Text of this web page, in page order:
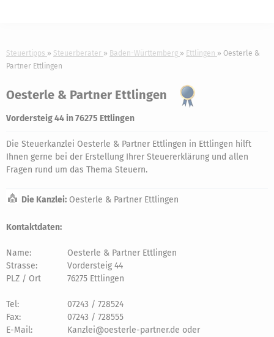
Steuertipps Steuerberater Baden-Württemberg Ettlingen
Oesterle &
Partner Ettlingen
Oesterle & Partner Ettlingen
Vordersteig 44 in 76275 Ettlingen
Die Steuerkanzlei Oesterle & Partner Ettlingen in Ettlingen hilft
Ihnen gerne bei der Erstellung Ihrer Steuererklärung und allen
Fragen rund um das Thema Steuern.
Die Kanzlei: Oesterle & Partner Ettlingen
Kontaktdaten:
Name:
Oesterle & Partner Ettlingen
Strasse:
Vordersteig 44
PLZ / Ort
76275 Ettlingen
Tel:
07243 / 728524
Fax:
07243 / 728555
E-Mail:
Kanzlei@oesterle-partner.de oder